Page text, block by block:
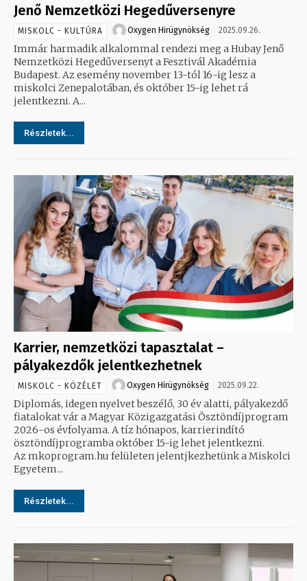
Jenő Nemzetközi Hegedűversenyre
MISKOLC - KULTÚRA Oxygen Hirügynökség 2025.09.26.
Immár harmadik alkalommal rendezi meg a Hubay Jenő
Nemzetközi Hegedűversenyt a Fesztivál Akadémia
Budapest. Az esemény november 13-tól 16-ig lesz a
miskolci Zenepalotában, és október 15-ig lehet rá
jelentkezni. A...
Részletek...
Karrier, nemzetközi tapasztalat –
pályakezdők jelentkezhetnek
MISKOLC - KÖZÉLET Oxygen Hirügynökség 2025.09.22.
Diplomás, idegen nyelvet beszélő, 30 év alatti, pályakezdő
fiatalokat vár a Magyar Közigazgatási Ösztöndíjprogram
2026-os évfolyama. A tíz hónapos, karrierindító
ösztöndíjprogramba október 15-ig lehet jelentkezni.
Az mkoprogram.hu felületen jelentjkezhetünk a Miskolci
Egyetem...
Részletek...